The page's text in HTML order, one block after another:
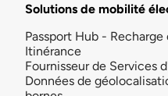
Solutions de mobilité
Passport Hub - Recharge
Itinérance
Fournisseur de Services
Données de